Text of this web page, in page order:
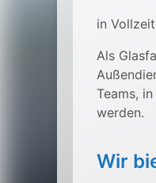
in
Als
Teams,
werden.
Wir